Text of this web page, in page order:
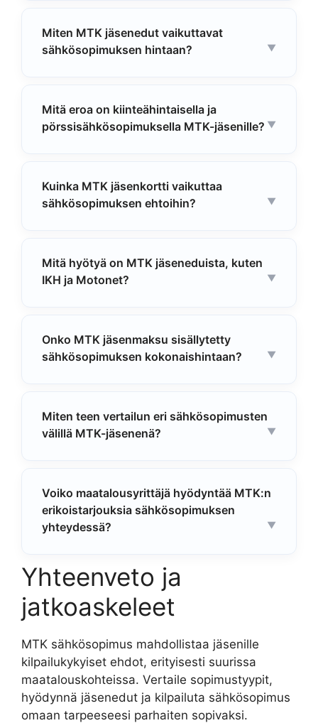
Miten MTK jäsenedut vaikuttavat
sähkösopimuksen hintaan?
Mitä eroa on kiinteähintaisella ja
pörssisähkösopimuksella MTK-jäsenille?
Kuinka MTK jäsenkortti vaikuttaa
sähkösopimuksen ehtoihin?
Mitä hyötyä on MTK jäseneduista, kuten
IKH ja Motonet?
Onko MTK jäsenmaksu sisällytetty
sähkösopimuksen kokonaishintaan?
Miten teen vertailun eri sähkösopimusten
välillä MTK-jäsenenä?
Voiko maatalousyrittäjä hyödyntää MTK:n
erikoistarjouksia sähkösopimuksen
yhteydessä?
Yhteenveto ja
jatkoaskeleet
MTK sähkösopimus mahdollistaa jäsenille
kilpailukykyiset ehdot, erityisesti suurissa
maatalouskohteissa. Vertaile sopimustyypit,
hyödynnä jäsenedut ja kilpailuta sähkösopimus
omaan tarpeeseesi parhaiten sopivaksi.